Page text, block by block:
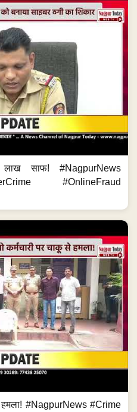
साफ! #NagpurNews
#OnlineFraud
हमला! #NagpurNews #Crime